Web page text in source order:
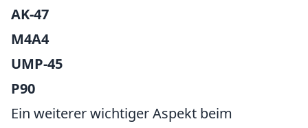
AK-47
M4A4
UMP-45
P90
Ein weiterer wichtiger Aspekt beim